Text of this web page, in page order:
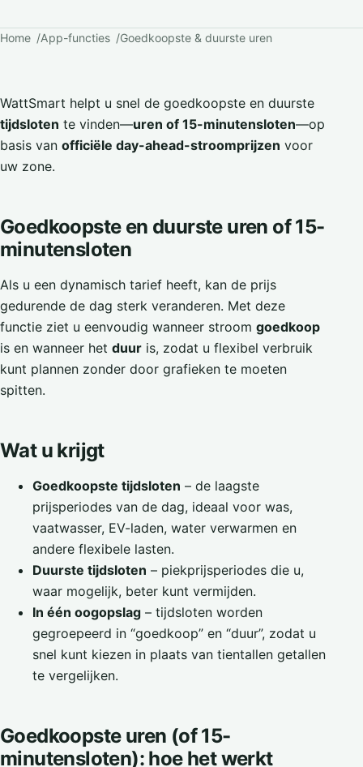
Home App-functies Goedkoopste & duurste uren
WattSmart helpt u snel de goedkoopste en duurste
tijdsloten te vinden—uren of 15-minutensloten—op
basis van officiële day-ahead-stroomprijzen voor
uw zone.
Goedkoopste en duurste uren of 15-
minutensloten
Als u een dynamisch tarief heeft, kan de prijs
gedurende de dag sterk veranderen. Met deze
functie ziet u eenvoudig wanneer stroom goedkoop
is en wanneer het duur is, zodat u flexibel verbruik
kunt plannen zonder door grafieken te moeten
spitten.
Wat u krijgt
Goedkoopste tijdsloten – de laagste
prijsperiodes van de dag, ideaal voor was,
vaatwasser, EV-laden, water verwarmen en
andere flexibele lasten.
Duurste tijdsloten – piekprijsperiodes die u,
waar mogelijk, beter kunt vermijden.
In één oogopslag – tijdsloten worden
gegroepeerd in “goedkoop” en “duur”, zodat u
snel kunt kiezen in plaats van tientallen getallen
te vergelijken.
Goedkoopste uren (of 15-
minutensloten): hoe het werkt